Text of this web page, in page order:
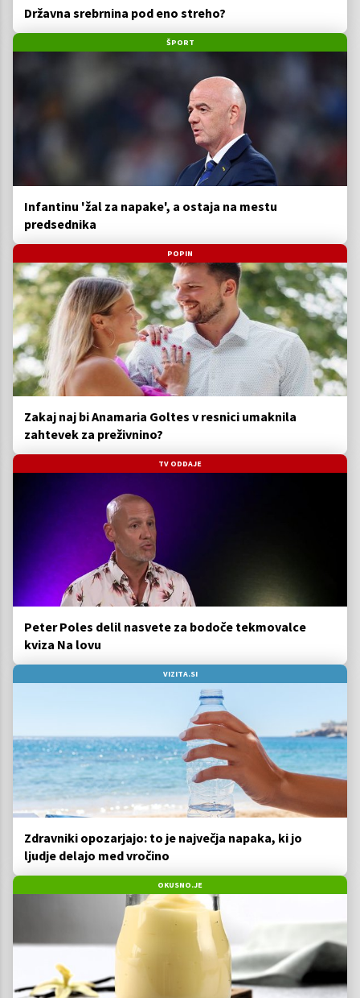
Državna srebrnina pod eno streho?
ŠPORT
Infantinu 'žal za napake', a ostaja na mestu
predsednika
POPIN
Zakaj naj bi Anamaria Goltes v resnici umaknila
zahtevek za preživnino?
TV ODDAJE
Peter Poles delil nasvete za bodoče tekmovalce
kviza Na lovu
VIZITA.SI
Zdravniki opozarjajo: to je največja napaka, ki jo
ljudje delajo med vročino
OKUSNO.JE